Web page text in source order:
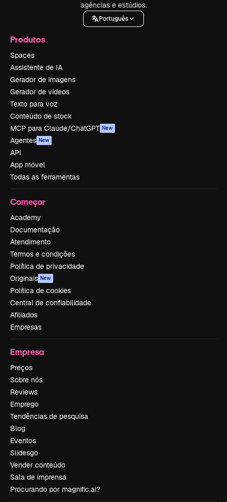
agências e estúdios.
Português
Produtos
Spaces
Assistente de IA
Gerador de imagens
Gerador de vídeos
Texto para voz
Conteúdo de stock
MCP para Claude/ChatGPT New
Agentes New
API
App móvel
Todas as ferramentas
Começar
Academy
Documentação
Atendimento
Termos e condições
Política de privacidade
Originais New
Política de cookies
Central de confiabilidade
Afiliados
Empresas
Empresa
Preços
Sobre nós
Reviews
Emprego
Tendências de pesquisa
Blog
Eventos
Slidesgo
Vender conteúdo
Sala de imprensa
Procurando por magnific.ai?